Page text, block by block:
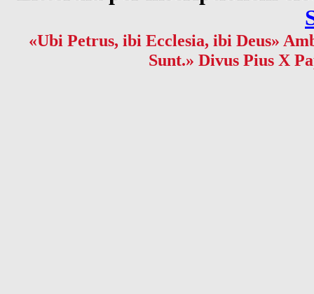
«Ubi Petrus, ibi Ecclesia, ibi Deus»
Sunt.» Divus Pius X